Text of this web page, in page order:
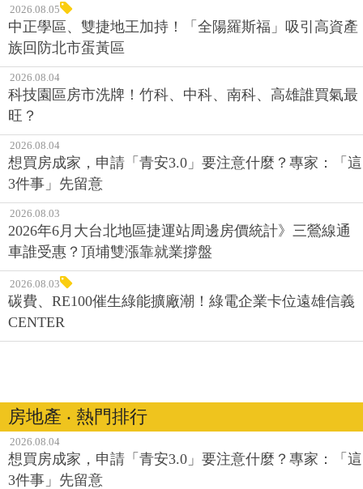
2026.08.05
中正學區、雙捷地王加持！「全陽羅斯福」吸引高資產
族回防北市蛋黃區
2026.08.04
科技園區房市洗牌！竹科、中科、南科、高雄誰買氣最
旺？
2026.08.04
想買房成家，申請「青安3.0」要注意什麼？專家：「這
3件事」先留意
2026.08.03
2026年6月大台北地區捷運站周邊房價統計》三鶯線通
車誰受惠？頂埔雙漲靠就業撐盤
2026.08.03
碳費、RE100催生綠能擴廠潮！綠電企業卡位遠雄信義
CENTER
房地產 ‧ 熱門排行
2026.08.04
想買房成家，申請「青安3.0」要注意什麼？專家：「這
3件事」先留意